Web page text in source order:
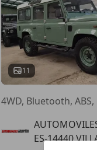
11
4WD, Bluetooth,
ES-14440